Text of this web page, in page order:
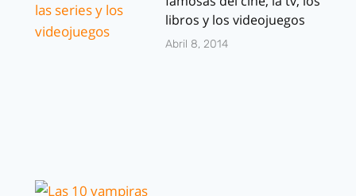
libros y los videojuegos
Abril 8, 2014